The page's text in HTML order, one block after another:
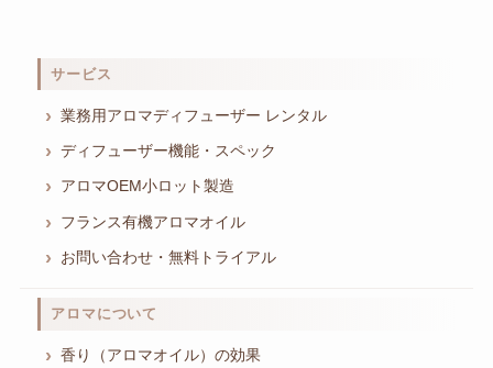
サービス
業務用アロマディフューザー レンタル
ディフューザー機能・スペック
アロマOEM小ロット製造
フランス有機アロマオイル
お問い合わせ・無料トライアル
アロマについて
香り（アロマオイル）の効果